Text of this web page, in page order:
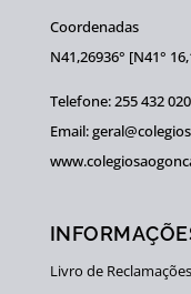
Coordenadas
N41,26936° [N41°
Telefone: 255 432
Email:
Livro de Reclamações